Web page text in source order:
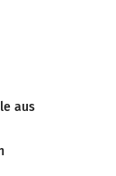
aus